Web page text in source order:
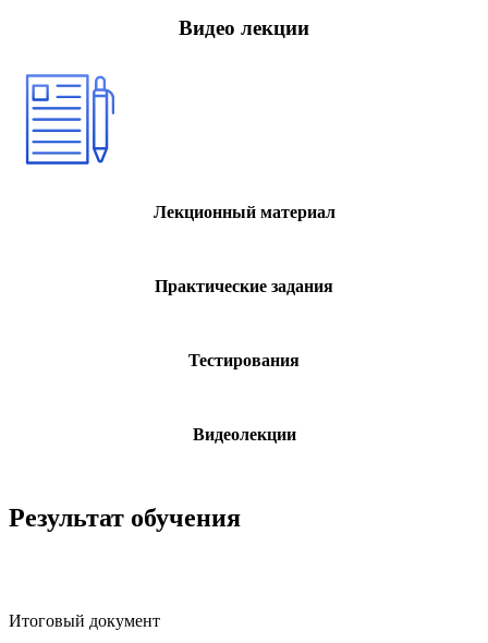
Видео лекции
Лекционный материал
Практические задания
Тестирования
Видеолекции
Результат обучения
Итоговый документ